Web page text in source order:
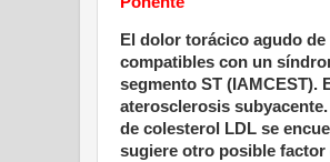
El dolor torácico agudo
compatibles con un
segmento ST (IAMCEST).
aterosclerosis
de colesterol LDL se
sugiere otro posible factor